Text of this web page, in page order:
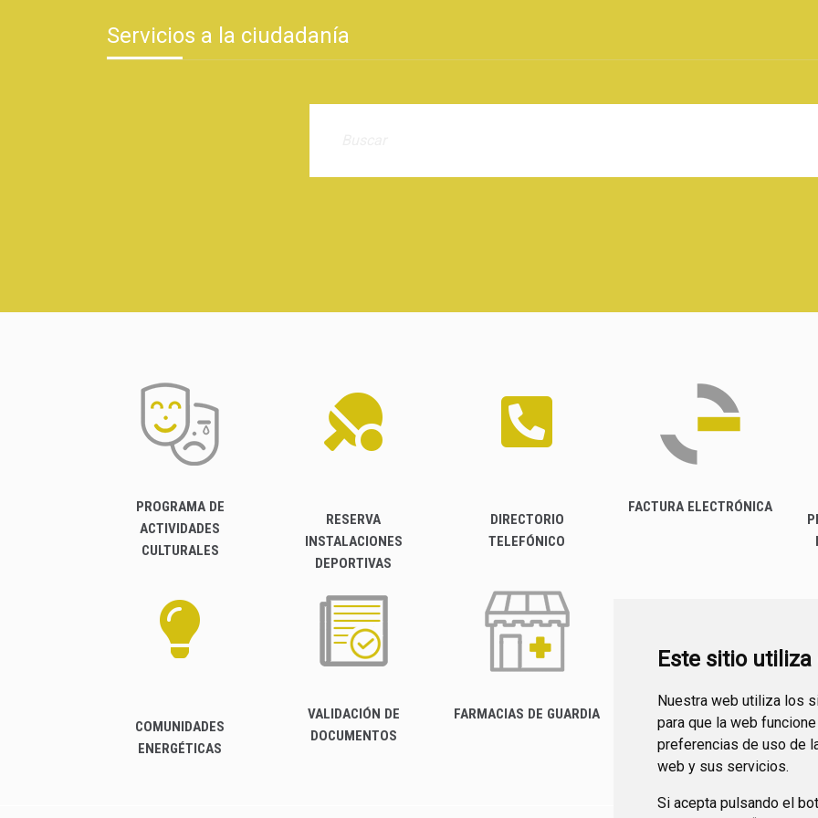
Este sitio
Nuestra web utiliza los
para que la web
preferencias de uso de
web y sus servicios.
Si acepta pulsando el
Servicios a la ciudadanía
PROGRAMA DE
ACTIVIDADES
CULTURALES
RESERVA
INSTALACIONES
DEPORTIVAS
DIRECTORIO
TELEFÓNICO
FACTURA ELECTRÓNICA
COMUNIDADES
ENERGÉTICAS
VALIDACIÓN DE
DOCUMENTOS
FARMACIAS DE GUARDIA
CANAL YOUTUBE